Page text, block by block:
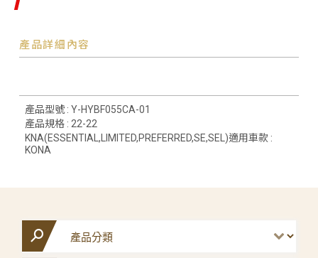
產品詳細內容
產品型號 : Y-HYBF055CA-01
產品規格 : 22-22
KNA(ESSENTIAL,LIMITED,PREFERRED,SE,SEL)適用車款 :
KONA